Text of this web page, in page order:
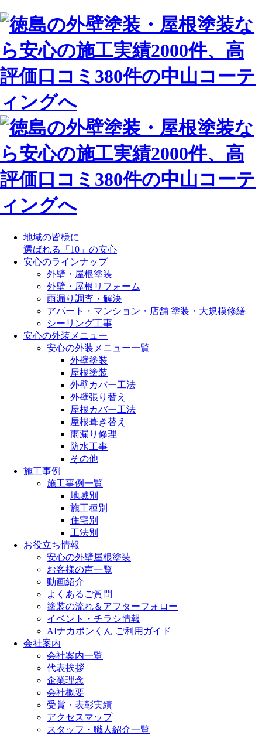
地域の皆様に
選ばれる「10」の安心
安心のラインナップ
外壁・屋根塗装
外壁・屋根リフォーム
雨漏り調査・解決
アパート・マンション・店舗 塗装・大規模修繕
シーリング工事
安心の外装メニュー
安心の外装メニュー一覧
外壁塗装
屋根塗装
外壁カバー工法
外壁張り替え
屋根カバー工法
屋根葺き替え
雨漏り修理
防水工事
その他
施工事例
施工事例一覧
地域別
施工種別
住宅別
工法別
お役立ち情報
安心の外壁屋根塗装
お客様の声一覧
動画紹介
よくあるご質問
塗装の流れ＆アフターフォロー
イベント・チラシ情報
AIナカポンくん ご利用ガイド
会社案内
会社案内一覧
代表挨拶
企業理念
会社概要
受賞・表彰実績
アクセスマップ
スタッフ・職人紹介一覧